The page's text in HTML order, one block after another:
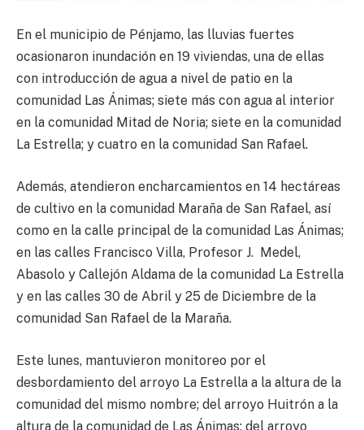
En el municipio de Pénjamo, las lluvias fuertes
ocasionaron inundación en 19 viviendas, una de ellas
con introducción de agua a nivel de patio en la
comunidad Las Ánimas; siete más con agua al interior
en la comunidad Mitad de Noria; siete en la comunidad
La Estrella; y cuatro en la comunidad San Rafael.
Además, atendieron encharcamientos en 14 hectáreas
de cultivo en la comunidad Maraña de San Rafael, así
como en la calle principal de la comunidad Las Ánimas;
en las calles Francisco Villa, Profesor J. Medel,
Abasolo y Callejón Aldama de la comunidad La Estrella
y en las calles 30 de Abril y 25 de Diciembre de la
comunidad San Rafael de la Maraña.
Este lunes, mantuvieron monitoreo por el
desbordamiento del arroyo La Estrella a la altura de la
comunidad del mismo nombre; del arroyo Huitrón a la
altura de la comunidad de Las Ánimas; del arroyo